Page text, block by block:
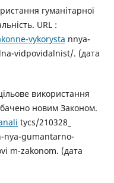
гуманітарної
URL :
vykorysta nnya-
vidpovidalnist/. (дата
використання
новим Законом.
tycs/210328_
nya-gumantarno-
m-zakonom. (дата